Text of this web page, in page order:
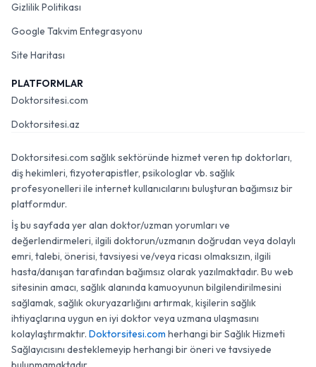
Gizlilik Politikası
Google Takvim Entegrasyonu
Site Haritası
PLATFORMLAR
Doktorsitesi.com
Doktorsitesi.az
Doktorsitesi.com sağlık sektöründe hizmet veren tıp doktorları,
diş hekimleri, fizyoterapistler, psikologlar vb. sağlık
profesyonelleri ile internet kullanıcılarını buluşturan bağımsız bir
platformdur.
İş bu sayfada yer alan doktor/uzman yorumları ve
değerlendirmeleri, ilgili doktorun/uzmanın doğrudan veya dolaylı
emri, talebi, önerisi, tavsiyesi ve/veya ricası olmaksızın, ilgili
hasta/danışan tarafından bağımsız olarak yazılmaktadır. Bu web
sitesinin amacı, sağlık alanında kamuoyunun bilgilendirilmesini
sağlamak, sağlık okuryazarlığını artırmak, kişilerin sağlık
ihtiyaçlarına uygun en iyi doktor veya uzmana ulaşmasını
kolaylaştırmaktır. Doktorsitesi.com herhangi bir Sağlık Hizmeti
Sağlayıcısını desteklemeyip herhangi bir öneri ve tavsiyede